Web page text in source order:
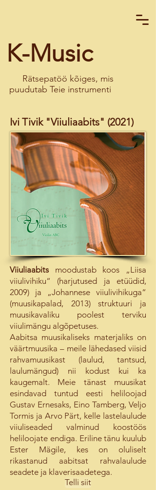
Rätsepatöö kõiges, mis
puudutab Teie instrumenti
K-Music
Ivi Tivik "Viiuliaabits" (2021)
Viiuliaabits moodustab koos „Liisa
viiulivihiku“ (harjutused ja etüüdid,
2009) ja „Johannese viiulivihikuga“
(muusikapalad, 2013) struktuuri ja
muusikavaliku poolest terviku
viiulimängu algõpetuses.
Aabitsa muusikaliseks materjaliks on
väärtmuusika – meile lähedased viisid
rahvamuusikast (laulud, tantsud,
laulumängud) nii kodust kui ka
kaugemalt. Meie tänast muusikat
esindavad tuntud eesti heliloojad
Gustav Ernesaks, Eino Tamberg, Veljo
Tormis ja Arvo Pärt, kelle lastelaulude
viiuliseaded valminud koostöös
heliloojate endiga. Eriline tänu kuulub
Ester Mägile, kes on oluliselt
rikastanud aabitsat rahvalaulude
seadete ja klaverisaadetega.
Telli siit